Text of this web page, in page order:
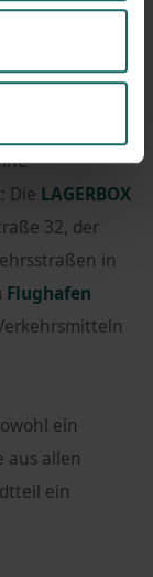
hier
Die LAGERBOX
32, der
in
Flughafen
ein
aus allen
ein